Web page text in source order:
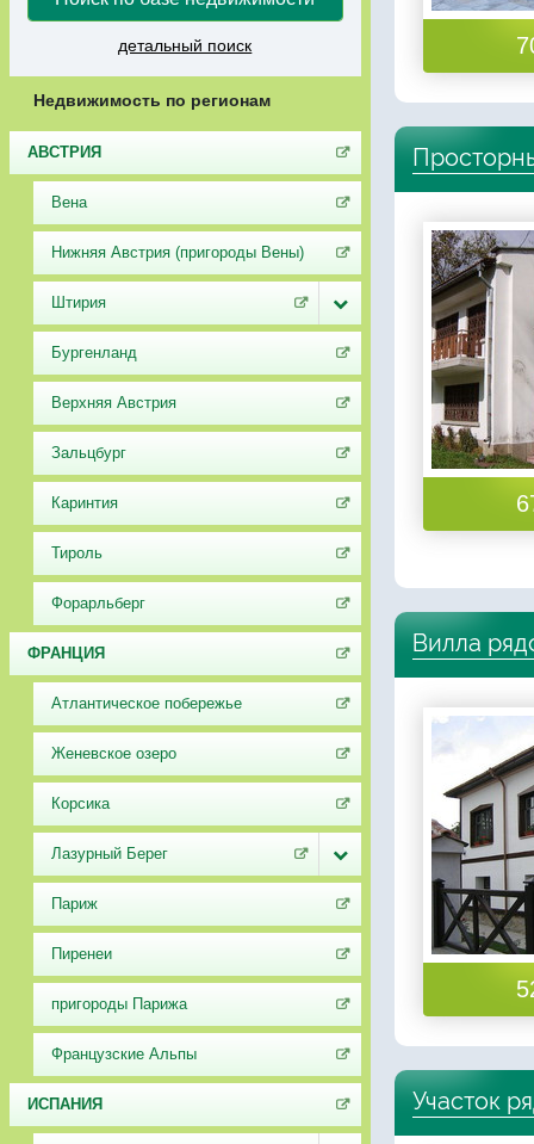
детальный поиск
Недвижимость по регионам
АВСТРИЯ
Вена
Нижняя Австрия (пригороды Вены)
Штирия
Бургенланд
Верхняя Австрия
Зальцбург
Каринтия
Тироль
Форарльберг
ФРАНЦИЯ
Атлантическое побережье
Женевское озеро
Корсика
Лазурный Берег
Париж
Пиренеи
пригороды Парижа
Французские Альпы
ИСПАНИЯ
Вилла
Участок